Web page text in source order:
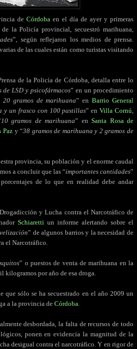
de Córdoba en el día de ayer y primeras
la Policía provincial, secuestró marihuana,
”, según reflejaron los medios de prensa.
de las cuales están como turistas visitando
de la Policía de Córdoba, detalla entre lo
de LSD y psicofármacos” en un procedimiento
gramos de marihuana” enBarrio General
y un frasco con 100 pastillas” enVilla Cornú,
10 gramos de marihuana” en Santa Rosa de
Pazy “38 gramos de marihuana y 2 gramos de
provincia, su población y el enorme caudal
a concluir que las “importantes cantidades”
de lo que en realidad debe andar
y Lucha contra el Narcotráfico de
Schiarettiun informe alertando sobre el
” de algunos barrios y la necesidad de
el Narcotráfico.
” o puestos de venta de marihuana en la
kilogramos por año de esa droga.
sólo se ha secuestrado en el año 2009 un
a la provincia de Córdoba.
desbordada, la falta de recursos de todo
ponen en evidencia la magnitud de la
desigual contra el narcotráfico. Y en rigor de